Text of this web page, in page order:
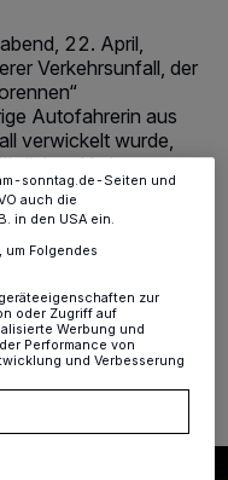
22. April,
Verkehrsunfall, der
Autofahrerin aus
verwickelt wurde,
Verletzungen
Die
Lesezeit
manche Inhalte und
für Sie. Sie können
Ihre Einstellungen zu
indem Sie auf den Link
der Webseite klicken.
Website. Weitere
sonntag.de-Seiten und
auch die
in den USA ein.
um Folgendes
zur
oder Zugriff auf
Werbung und
Performance von
und Verbesserung